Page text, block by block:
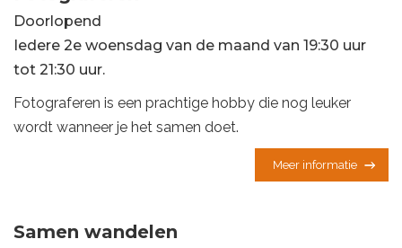
Doorlopend
Iedere 2e woensdag van de maand van 19:30 uur
tot 21:30 uur.
Fotograferen is een prachtige hobby die nog leuker
wordt wanneer je het samen doet.
Meer informatie
Samen wandelen